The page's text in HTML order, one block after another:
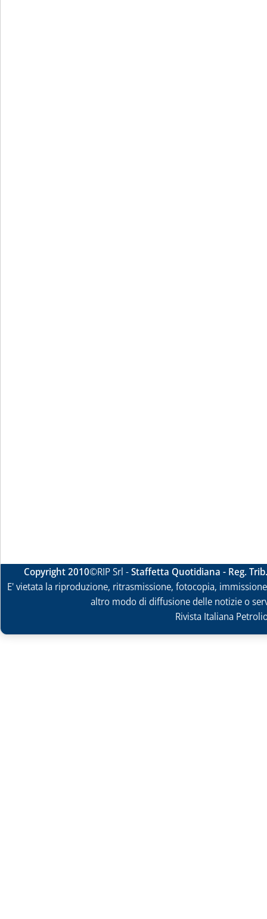
Copyright 2010©RIP Srl -Staffetta Quotidiana - Reg.
E' vietata la riproduzione, ritrasmissione, fotocopia,
altro modo di diffusione delle notizie o
Rivista Italiana